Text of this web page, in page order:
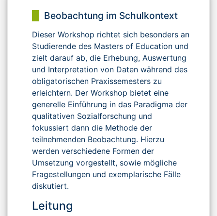
Beobachtung im Schulkontext
Dieser Workshop richtet sich besonders an
Studierende des Masters of Education und
zielt darauf ab, die Erhebung, Auswertung
und Interpretation von Daten während des
obligatorischen Praxissemesters zu
erleichtern. Der Workshop bietet eine
generelle Einführung in das Paradigma der
qualitativen Sozialforschung und
fokussiert dann die Methode der
teilnehmenden Beobachtung. Hierzu
werden verschiedene Formen der
Umsetzung vorgestellt, sowie mögliche
Fragestellungen und exemplarische Fälle
diskutiert.
Leitung